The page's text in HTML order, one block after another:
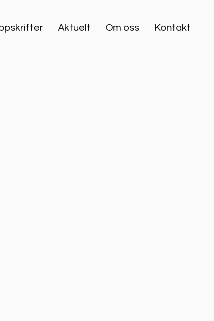
Aktuelt Om oss Kontakt